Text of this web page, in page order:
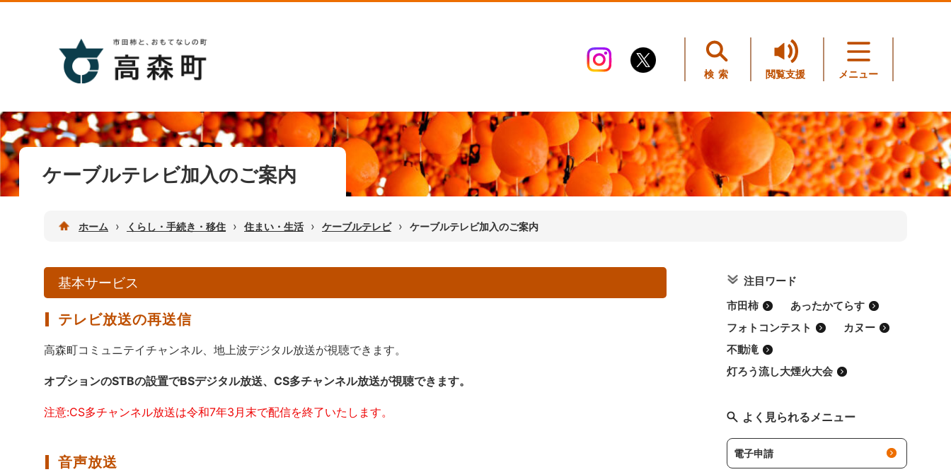
検索 閲覧支援 メニュー
ケーブルテレビ加入のご案内
ホーム › くらし・手続き・移住 › 住まい・生活 › ケーブルテレビ › ケーブルテレビ加入のご案内
基本サービス
テレビ放送の再送信
高森町コミュニテイチャンネル、地上波デジタル放送が視聴できます。
オプションのSTBの設置でBSデジタル放送、CS多チャンネル放送が視聴できます。
注意:CS多チャンネル放送は令和7年3月末で配信を終了いたします。
音声放送
注目ワード
市田柿
あったかてらす
フォトコンテスト
カヌー
不動滝
灯ろう流し大煙火大会
よく見られるメニュー
電子申請